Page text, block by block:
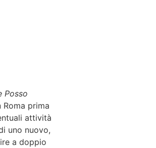
Posso
prima
attività
uno nuovo,
a doppio